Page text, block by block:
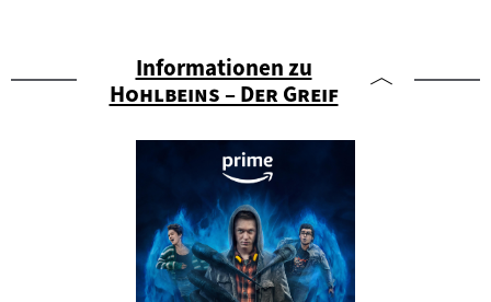
Informationen zu
"
Hohlbeins – Der Greif"